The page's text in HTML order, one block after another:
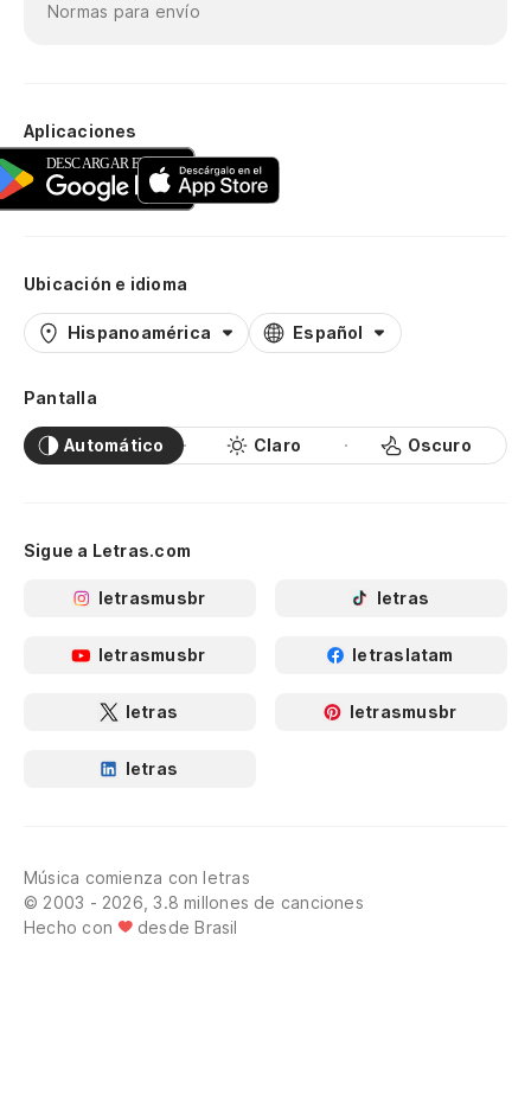
Normas para envío
Aplicaciones
Ubicación e idioma
Hispanoamérica Español
Pantalla
Automático Claro Oscuro
Sigue a Letras.com
letrasmusbr letras
letrasmusbr letraslatam
letras letrasmusbr
letras
Música comienza con letras
© 2003 - 2026, 3.8 millones de canciones
Hecho con
desde Brasil